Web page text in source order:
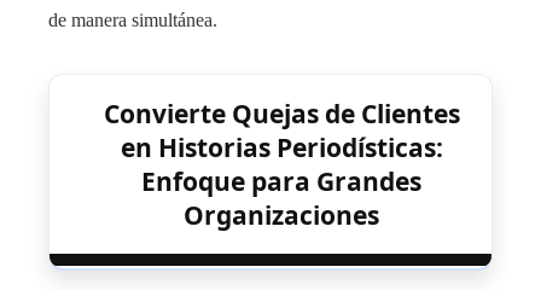
de manera simultánea.
Convierte Quejas de Clientes
en Historias Periodísticas:
Enfoque para Grandes
Organizaciones